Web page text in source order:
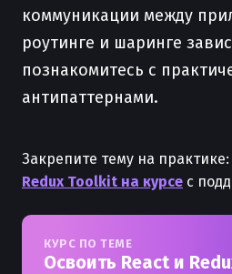
коммуникации между
роутинге и шаринге
познакомитесь с
антипаттернами.
Закрепите тему на практике:
Redux Toolkit на курсе с
КУРС ПО ТЕМЕ
Освоить React и